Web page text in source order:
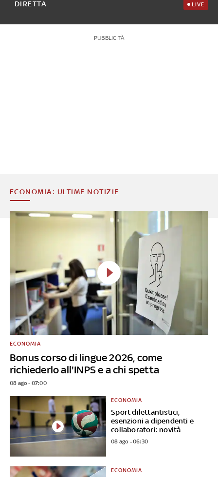
DIRETTA LIVE
PUBBLICITÀ
ECONOMIA: ULTIME NOTIZIE
Bonus corso di lingue 2026, come
richiederlo all'INPS e a chi spetta
ECONOMIA
08 ago - 07:00
Sport dilettantistici,
esenzioni a dipendenti e
collaboratori: novità
ECONOMIA
08 ago - 06:30
ECONOMIA